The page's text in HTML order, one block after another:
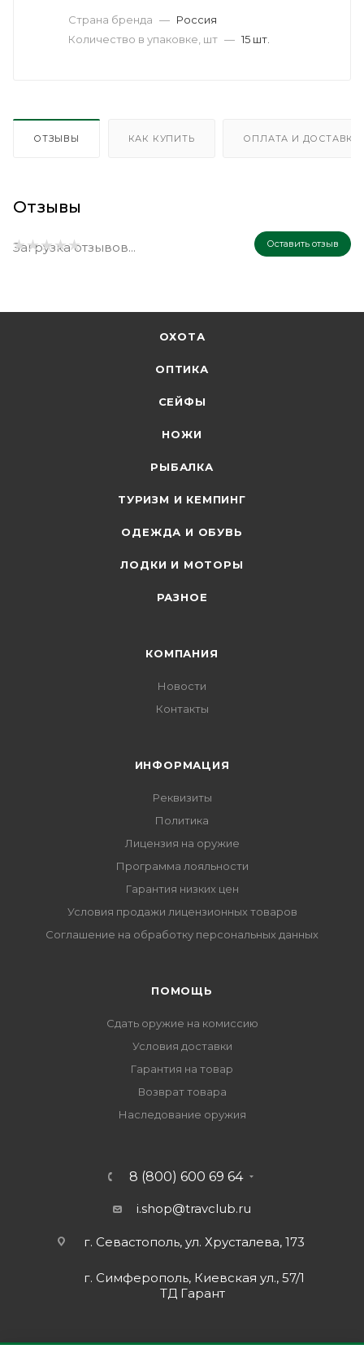
Страна бренда — Россия
Количество в упаковке, шт — 15 шт.
ОТЗЫВЫ КАК КУПИТЬ ОПЛАТА И ДОСТАВКА
Отзывы
Оставить отзыв
Загрузка отзывов...
ОХОТА
ОПТИКА
СЕЙФЫ
НОЖИ
РЫБАЛКА
ТУРИЗМ И КЕМПИНГ
ОДЕЖДА И ОБУВЬ
ЛОДКИ И МОТОРЫ
РАЗНОЕ
КОМПАНИЯ
Новости
Контакты
ИНФОРМАЦИЯ
Реквизиты
Политика
Лицензия на оружие
Программа лояльности
Гарантия низких цен
Условия продажи лицензионных товаров
Соглашение на обработку персональных данных
ПОМОЩЬ
Сдать оружие на комиссию
Условия доставки
Гарантия на товар
Возврат товара
Наследование оружия
8 (800) 600 69 64
i.shop@travclub.ru
г. Севастополь, ул. Хрусталева, 173
г. Симферополь, Киевская ул., 57/1
ТД Гарант